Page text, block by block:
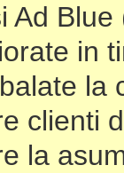
Ad
in
la
clienti
la